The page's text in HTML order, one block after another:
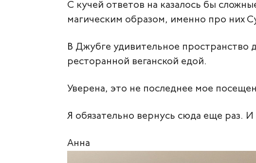
С кучей ответов на казалось бы
магическим образом, именно про них
В Джубге удивительное пространство
ресторанной веганской едой.
Уверена, это не последнее мое
Я обязательно вернусь сюда еще раз.
Анна